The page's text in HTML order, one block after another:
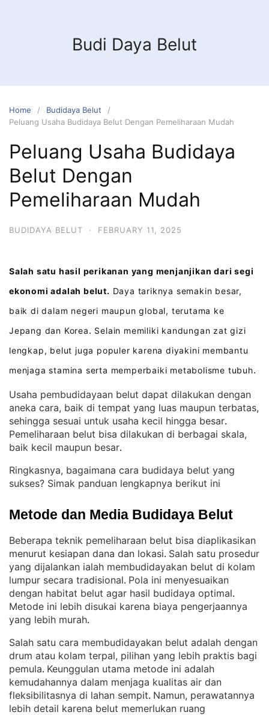
Budi Daya Belut
Home
Budidaya Belut
Peluang Usaha Budidaya Belut Dengan Pemeliharaan Mudah
Peluang Usaha Budidaya
Belut Dengan
Pemeliharaan Mudah
BUDIDAYA BELUT · FEBRUARY 11, 2025
Salah satu hasil perikanan yang menjanjikan dari segi
ekonomi adalah belut. Daya tariknya semakin besar,
baik di dalam negeri maupun global, terutama ke
Jepang dan Korea. Selain memiliki kandungan zat gizi
lengkap, belut juga populer karena diyakini membantu
menjaga stamina serta memperbaiki metabolisme tubuh.
Usaha pembudidayaan belut dapat dilakukan dengan
aneka cara, baik di tempat yang luas maupun terbatas,
sehingga sesuai untuk usaha kecil hingga besar
Pemeliharaan belut bisa dilakukan di berbagai skala,
baik kecil maupun besar.
Ringkasnya, bagaimana cara budidaya belut yang
sukses? Simak panduan lengkapnya berikut ini
Metode dan Media Budidaya Belut
Beberapa teknik pemeliharaan belut bisa diaplikasikan
menurut kesiapan dana dan lokasi. Salah satu prosedur
yang dijalankan ialah membudidayakan belut di kolam
lumpur secara tradisional. Pola ini menyesuaikan
dengan habitat belut agar hasil budidaya optimal
Metode ini lebih disukai karena biaya pengerjaannya
yang lebih murah.
Salah satu cara membudidayakan belut adalah dengan
drum atau kolam terpal, pilihan yang lebih praktis bagi
pemula. Keunggulan utama metode ini adalah
kemudahannya dalam menjaga kualitas air dan
fleksibilitasnya di lahan sempit. Namun, perawatannya
lebih detail karena belut memerlukan ruang